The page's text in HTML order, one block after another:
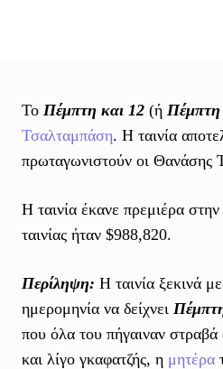
Το Πέμπτη και 12 (ή
Τσαλταμπάση. Η ταινία
πρωταγωνιστούν οι Θανάσης
Η ταινία έκανε πρεμιέρα
ταινίας ήταν $988,820.
Περίληψη: Η ταινία ξεκινά
ημερομηνία να δείχνει
που όλα του πήγαιναν στραβά
και λίγο γκαφατζής, η μητέρα